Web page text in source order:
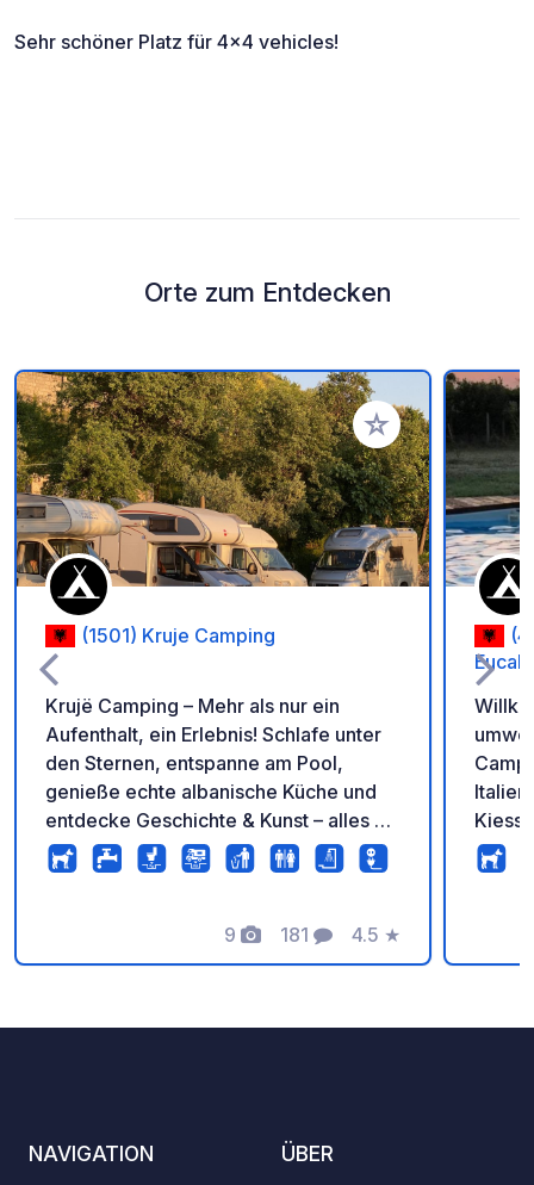
Sehr schöner Platz für 4x4 vehicles!
Orte zum Entdecken
Zu Ihren Favoriten
(1501) Kruje Camping
Krujë Camping – Mehr als nur ein
Aufenthalt, ein Erlebnis! Schlafe unter
den Sternen, entspanne am Pool,
genieße echte albanische Küche und
entdecke Geschichte & Kunst – alles an
einem unvergesslichen Ort. Buche jetzt
dein Natur-Abenteuer!
9
Fotos
181
Kommentare
4.5
Bewertung
★
NAVIGATION ÜBER